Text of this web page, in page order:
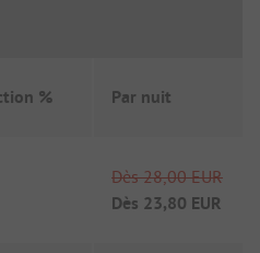
% Par nuit
Dès 28,00 EUR
Dès 23,80 EUR